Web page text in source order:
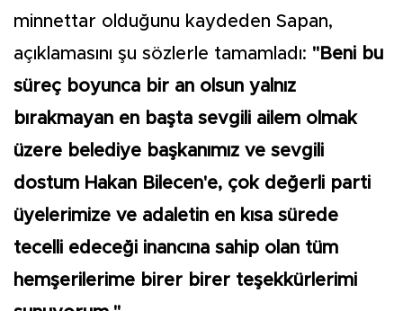
minnettar olduğunu kaydeden Sapan,
açıklamasını şu sözlerle tamamladı: "Beni bu
süreç boyunca bir an olsun yalnız
bırakmayan en başta sevgili ailem olmak
üzere belediye başkanımız ve sevgili
dostum Hakan Bilecen'e, çok değerli parti
üyelerimize ve adaletin en kısa sürede
tecelli edeceği inancına sahip olan tüm
hemşerilerime birer birer teşekkürlerimi